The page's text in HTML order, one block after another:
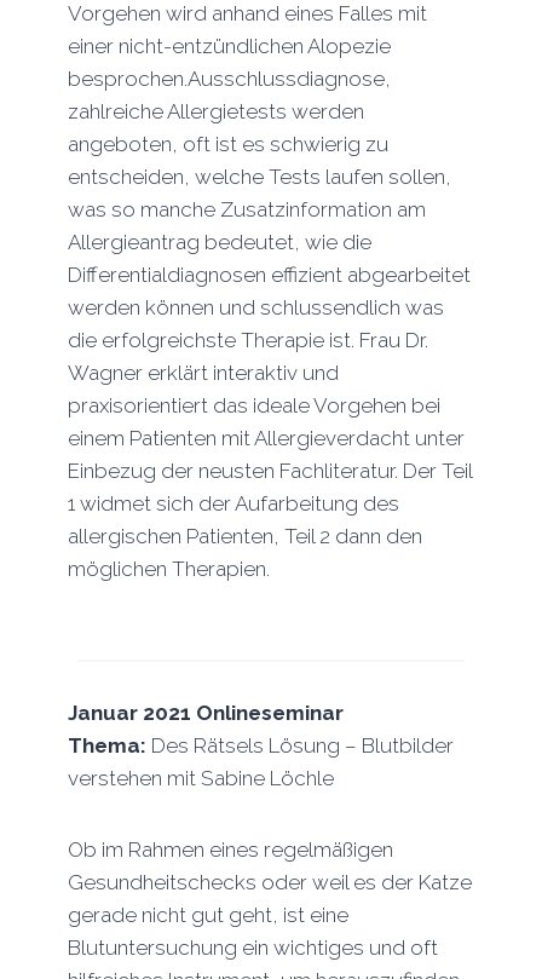
Vorgehen wird anhand eines Falles mit
einer nicht-entzündlichen Alopezie
besprochen.Ausschlussdiagnose,
zahlreiche Allergietests werden
angeboten, oft ist es schwierig zu
entscheiden, welche Tests laufen sollen,
was so manche Zusatzinformation am
Allergieantrag bedeutet, wie die
Differentialdiagnosen effizient abgearbeitet
werden können und schlussendlich was
die erfolgreichste Therapie ist. Frau Dr.
Wagner erklärt interaktiv und
praxisorientiert das ideale Vorgehen bei
einem Patienten mit Allergieverdacht unter
Einbezug der neusten Fachliteratur. Der Teil
1 widmet sich der Aufarbeitung des
allergischen Patienten, Teil 2 dann den
möglichen Therapien.
Januar 2021 Onlineseminar
Thema: Des Rätsels Lösung – Blutbilder
verstehen mit Sabine Löchle
Ob im Rahmen eines regelmäßigen
Gesundheitschecks oder weil es der Katze
gerade nicht gut geht, ist eine
Blutuntersuchung ein wichtiges und oft